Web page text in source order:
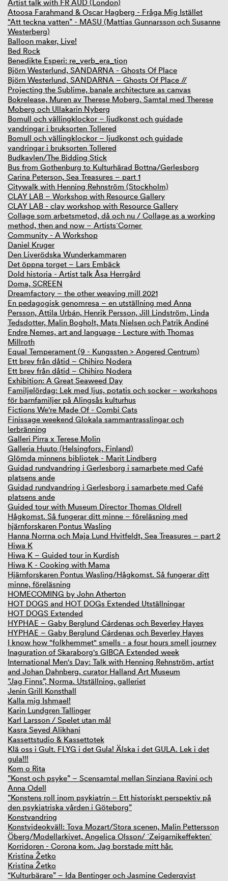
Artist talk with FR AUD (London)
Atoosa Farahmand & Oscar Hagberg - Fråga Mig Istället
“Att teckna vatten” - MASU (Mattias Gunnarsson och Susanne
Westerberg)
Balloon maker, Live!
Bed Rock
Benedikte Esperi: re_verb_era_tion
Björn Westerlund, SANDARNA - Ghosts Of Place
Björn Westerlund, SANDARNA – Ghosts Of Place //
Projecting the Sublime, banale architecture as canvas
Bokrelease, Muren av Therese Moberg. Samtal med Therese
Moberg och Ullakarin Nyberg
Bomull och vällingklockor – ljudkonst och guidade
vandringar i bruksorten Tollered
Bomull och vällingklockor – ljudkonst och guidade
vandringar i bruksorten Tollered
Budkavlen/The Bidding Stick
Bus from Gothenburg to Kulturhärad Bottna/Gerlesborg
Carina Peterson, Sea Treasures – part 1
Citywalk with Henning Rehnström (Stockholm)
CLAY LAB – Workshop with Resource Gallery
CLAY LAB - clay workshop with Resource Gallery
Collage som arbetsmetod, då och nu / Collage as a working
method, then and now – Artists´Corner
Community - A Workshop
Daniel Kruger
Den Liverödska Wunderkammaren
Det öppna torget – Lars Embäck
Dold historia - Artist talk Åsa Herrgård
Doma, SCREEN
Dreamfactory – the other weaving mill 2021
En pedagogisk genomresa – en utställning med Anna
Persson, Attila Urbán, Henrik Persson, Jill Lindström, Linda
Tedsdotter, Malin Bogholt, Mats Nielsen och Patrik Andiné
Endre Nemes, art and language - Lecture with Thomas
Millroth
Equal Temperament (9 - Kungssten > Angered Centrum)
Ett brev från dåtid – Chihiro Nodera
Ett brev från dåtid – Chihiro Nodera
Exhibition: A Great Seaweed Day
Familjelördag: Lek med ljus, potatis och socker – workshops
för barnfamiljer på Alingsås kulturhus
Fictions We're Made Of - Combi Cats
Finissage weekend Glokala sammantrasslingar och
lerbränning
Galleri Pirra x Terese Molin
Galleria Huuto (Helsingfors, Finland)
Glömda minnens bibliotek - Marit Lindberg
Guidad rundvandring i Gerlesborg i samarbete med Café
platsens ande
Guidad rundvandring i Gerlesborg i samarbete med Café
platsens ande
Guided tour with Museum Director Thomas Oldrell
Hågkomst. Så fungerar ditt minne – föreläsning med
hjärnforskaren Pontus Wasling
Hanna Norrna och Maja Lund Hvitfeldt, Sea Treasures – part 2
Hiwa K
Hiwa K – Guided tour in Kurdish
Hiwa K - Cooking with Mama
Hjärnforskaren Pontus Wasling/Hågkomst. Så fungerar ditt
minne, föreläsning
HOMECOMING by John Atherton
HOT DOGS and HOT DOGs Extended Utställningar
HOT DOGS Extended
HYPHAE – Gaby Berglund Cárdenas och Beverley Hayes
HYPHAE – Gaby Berglund Cárdenas och Beverley Hayes
I know how "folkhemmet" smells - a four hours smell journey
Inaguration of Skaraborg's GIBCA Extended week
International Men's Day: Talk with Henning Rehnström, artist
and Johan Dahnberg, curator Halland Art Museum
”Jag Finns”, Norma. Utställning, galleriet
Jenin Grill Konsthall
Kalla mig Ishmael!
Karin Lundgren Tallinger
Karl Larsson / Spelet utan mål
Kasra Seyed Alikhani
Kassettstudio & Kassettotek
Klä oss i Gult. FLYG i det Gula! Älska i det GULA. Lek i det
gula!!!
Kom o Rita
”Konst och psyke” – Scensamtal mellan Sinziana Ravini och
Anna Odell
”Konstens roll inom psykiatrin – Ett historiskt perspektiv på
den psykiatriska vården i Göteborg”
Konstvandring
Konstvideokväll: Tova Mozart/Stora scenen, Malin Pettersson
Öberg/Modellarkivet, Angelica Olsson/ `Zeigarnikeffekten´
Korridoren - Corona kom. Jag borstade mitt hår.
Kristina Žetko
Kristina Žetko
“Kulturbärare” – Ida Bentinger och Jasmine Cederqvist